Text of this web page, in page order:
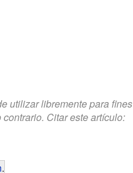
utilizar libremente para fines
Citar este artículo:
.